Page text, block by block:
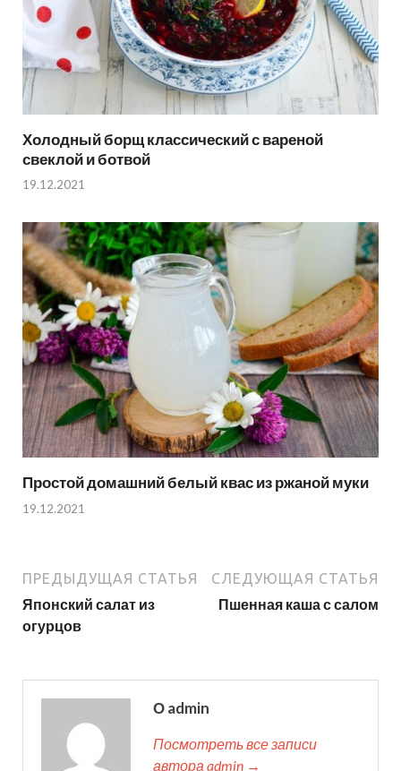
Холодный борщ классический с вареной
свеклой и ботвой
19.12.2021
Простой домашний белый квас из ржаной муки
19.12.2021
ПРЕДЫДУЩАЯ СТАТЬЯ
Японский салат из
огурцов
СЛЕДУЮЩАЯ СТАТЬЯ
Пшенная каша с салом
О admin
Посмотреть все записи
автора admin →